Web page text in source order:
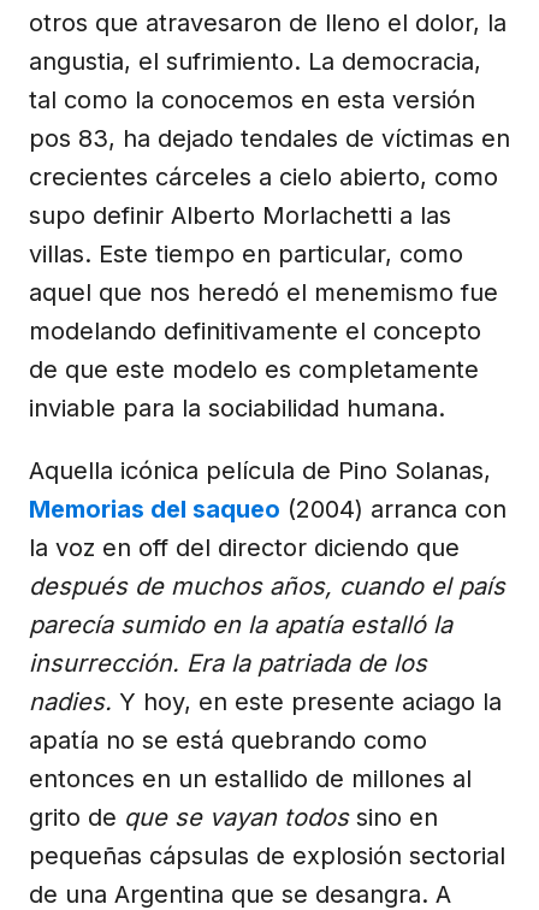
otros que atravesaron de lleno el dolor, la
angustia, el sufrimiento. La democracia,
tal como la conocemos en esta versión
pos 83, ha dejado tendales de víctimas en
crecientes cárceles a cielo abierto, como
supo definir Alberto Morlachetti a las
villas. Este tiempo en particular, como
aquel que nos heredó el menemismo fue
modelando definitivamente el concepto
de que este modelo es completamente
inviable para la sociabilidad humana.
Aquella icónica película de Pino Solanas,
Memorias del saqueo (2004) arranca con
la voz en off del director diciendo que
después de muchos años, cuando el país
parecía sumido en la apatía estalló la
insurrección. Era la patriada de los
nadies. Y hoy, en este presente aciago la
apatía no se está quebrando como
entonces en un estallido de millones al
grito de que se vayan todos sino en
pequeñas cápsulas de explosión sectorial
de una Argentina que se desangra. A